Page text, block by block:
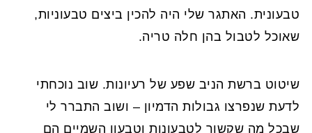
טבעונית. האתגר שלי היה להכין ביצים טבעוניות,
שאוכל לטבול בהן חלה טריה.
שיטוט ברשת הניב שפע של רעיונות. שוב נוכחתי
לדעת שנפרצו גבולות הדמיון – ושוב התברר לי
שבכל מה שקשור לטבעונות וטבעון השמיים הם